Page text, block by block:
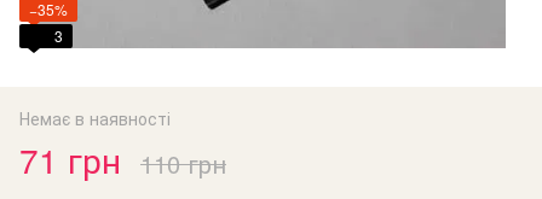
−35%
3
Немає в наявності
71 грн 110 грн